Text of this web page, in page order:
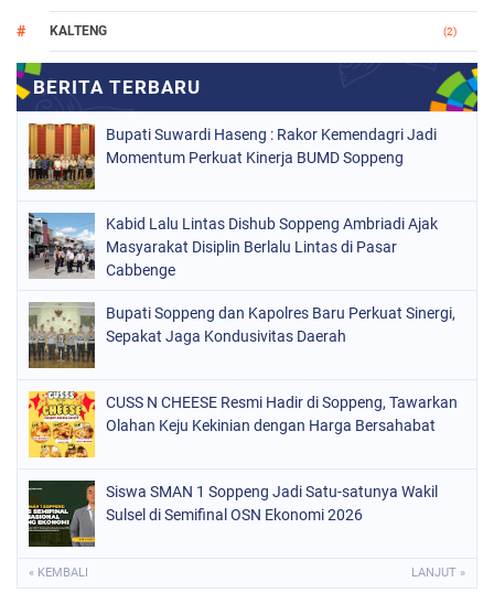
KALTENG (2)
(147)
NASIONAL (1021)
ORGANISASI
PERISTIWA
POLITIK (220)
POLRI
SOPPENG (1889)
SULSEL
Bupati Suwardi Haseng : Rakor Kemendagri Jadi
Momentum Perkuat Kinerja BUMD Soppeng
Kabid Lalu Lintas Dishub Soppeng Ambriadi Ajak
Masyarakat Disiplin Berlalu Lintas di Pasar
Cabbenge
Bupati Soppeng dan Kapolres Baru Perkuat Sinergi,
Sepakat Jaga Kondusivitas Daerah
CUSS N CHEESE Resmi Hadir di Soppeng, Tawarkan
Olahan Keju Kekinian dengan Harga Bersahabat
Siswa SMAN 1 Soppeng Jadi Satu-satunya Wakil
Sulsel di Semifinal OSN Ekonomi 2026
« KEMBALI LANJUT »